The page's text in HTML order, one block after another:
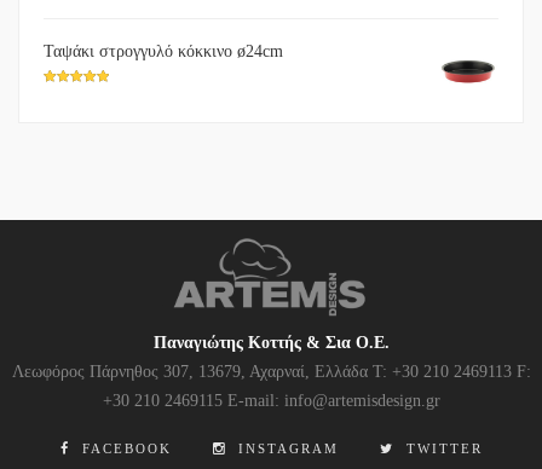
Ταψάκι στρογγυλό κόκκινο ø24cm
Παναγιώτης Κοττής & Σια Ο.Ε.
Λεωφόρος Πάρνηθος 307, 13679, Αχαρναί, Ελλάδα Τ: +30 210 2469113 F:
+30 210 2469115 E-mail: info@artemisdesign.gr
FACEBOOK INSTAGRAM TWITTER